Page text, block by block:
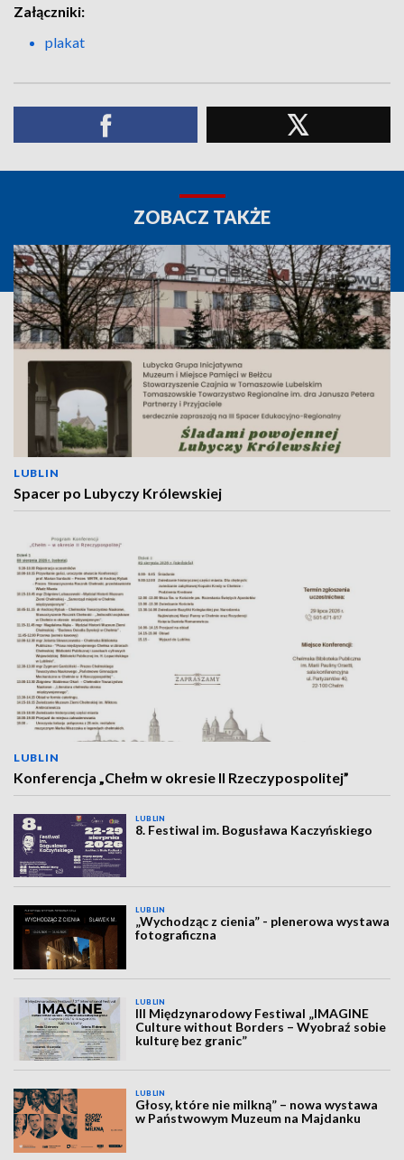
Załączniki:
plakat
ZOBACZ TAKŻE
LUBLIN
Spacer po Lubyczy Królewskiej
LUBLIN
Konferencja „Chełm w okresie II Rzeczypospolitej”
LUBLIN
8. Festiwal im. Bogusława Kaczyńskiego
LUBLIN
„Wychodząc z cienia” - plenerowa wystawa
fotograficzna
LUBLIN
III Międzynarodowy Festiwal „IMAGINE
Culture without Borders – Wyobraź sobie
kulturę bez granic”
LUBLIN
Głosy, które nie milkną” – nowa wystawa
w Państwowym Muzeum na Majdanku